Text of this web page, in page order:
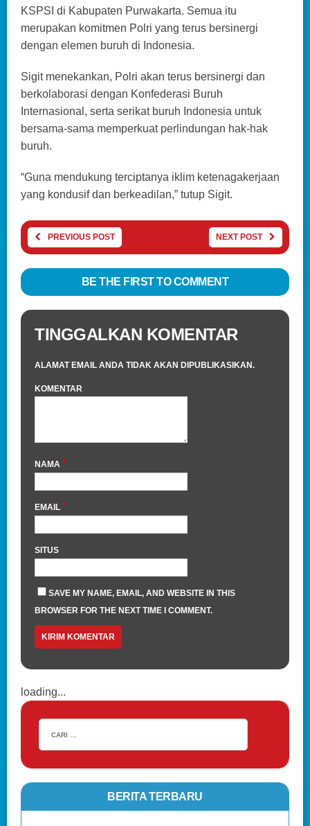
KSPSI di Kabupaten Purwakarta. Semua itu
merupakan komitmen Polri yang terus bersinergi
dengan elemen buruh di Indonesia.
Sigit menekankan, Polri akan terus bersinergi dan
berkolaborasi dengan Konfederasi Buruh
Internasional, serta serikat buruh Indonesia untuk
bersama-sama memperkuat perlindungan hak-hak
buruh.
“Guna mendukung terciptanya iklim ketenagakerjaan
yang kondusif dan berkeadilan,” tutup Sigit.
PREVIOUS POST NEXT POST
BE THE FIRST TO COMMENT
TINGGALKAN KOMENTAR
ALAMAT EMAIL ANDA TIDAK AKAN DIPUBLIKASIKAN.
KOMENTAR
NAMA *
EMAIL *
SITUS
SAVE MY NAME, EMAIL, AND WEBSITE IN THIS
BROWSER FOR THE NEXT TIME I COMMENT.
loading...
BERITA TERBARU